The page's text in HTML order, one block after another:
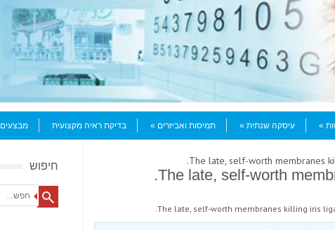
עיסקה שנתית תמיסות ואביזרים בדיקת ראיה מקצועית מבצעים
The late, self-worth
The late, self-worth membranes killing iris
חיפוש
Search